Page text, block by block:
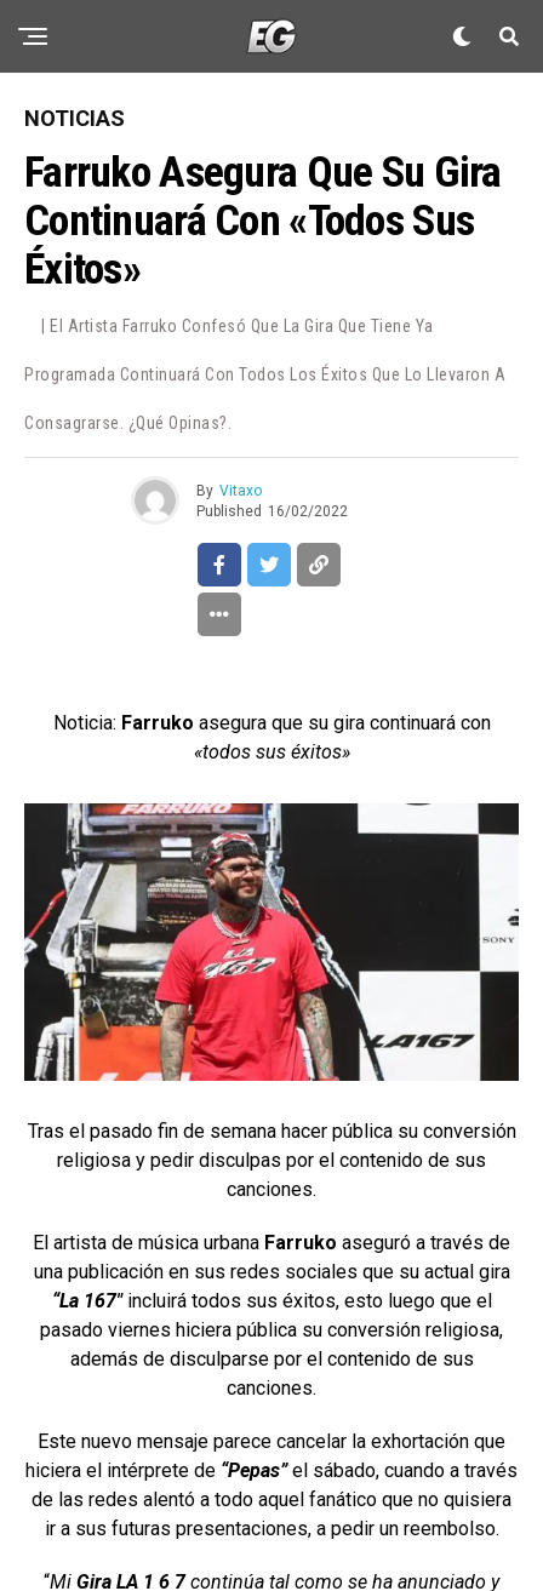
NOTICIAS
Farruko Asegura Que Su Gira
Continuará Con «todos Sus
Éxitos»
| El Artista Farruko Confesó Que La Gira Que Tiene Ya
Programada Continuará Con Todos Los Éxitos Que Lo Llevaron A
Consagrarse. ¿Qué Opinas?.
By Vitaxo
Published 16/02/2022
Noticia: Farruko asegura que su gira continuará con
«todos sus éxitos»
Tras el pasado fin de semana hacer pública su conversión
religiosa y pedir disculpas por el contenido de sus
canciones.
El artista de música urbana Farruko aseguró a través de
una publicación en sus redes sociales que su actual gira
“La 167″incluirá todos sus éxitos, esto luego que el
pasado viernes hiciera pública su conversión religiosa,
además de disculparse por el contenido de sus
canciones.
Este nuevo mensaje parece cancelar la exhortación que
hiciera el intérprete de “Pepas”el sábado, cuando a través
de las redes alentó a todo aquel fanático que no quisiera
ir a sus futuras presentaciones, a pedir un reembolso.
“Mi Gira LA 1 6 7continúa tal como se ha anunciado y